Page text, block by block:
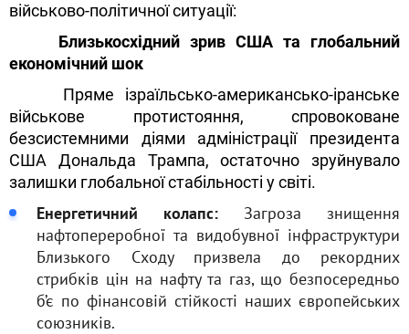
військово-політичної ситуації:
Близькосхідний зрив США та глобальний
економічний шок
Пряме ізраїльсько-американсько-іранське
військове протистояння, спровоковане
безсистемними діями адміністрації президента
США Дональда Трампа, остаточно зруйнувало
залишки глобальної стабільності у світі.
Енергетичний колапс: Загроза знищення
нафтопереробної та видобувної інфраструктури
Близького Сходу призвела до рекордних
стрибків цін на нафту та газ, що безпосередньо
б’є по фінансовій стійкості наших європейських
союзників.